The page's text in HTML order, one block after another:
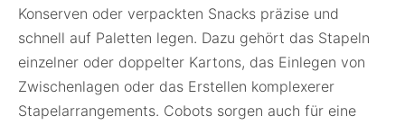
Konserven oder verpackten Snacks präzise und
schnell auf Paletten legen. Dazu gehört das Stapeln
einzelner oder doppelter Kartons, das Einlegen von
Zwischenlagen oder das Erstellen komplexerer
Stapelarrangements. Cobots sorgen auch für eine